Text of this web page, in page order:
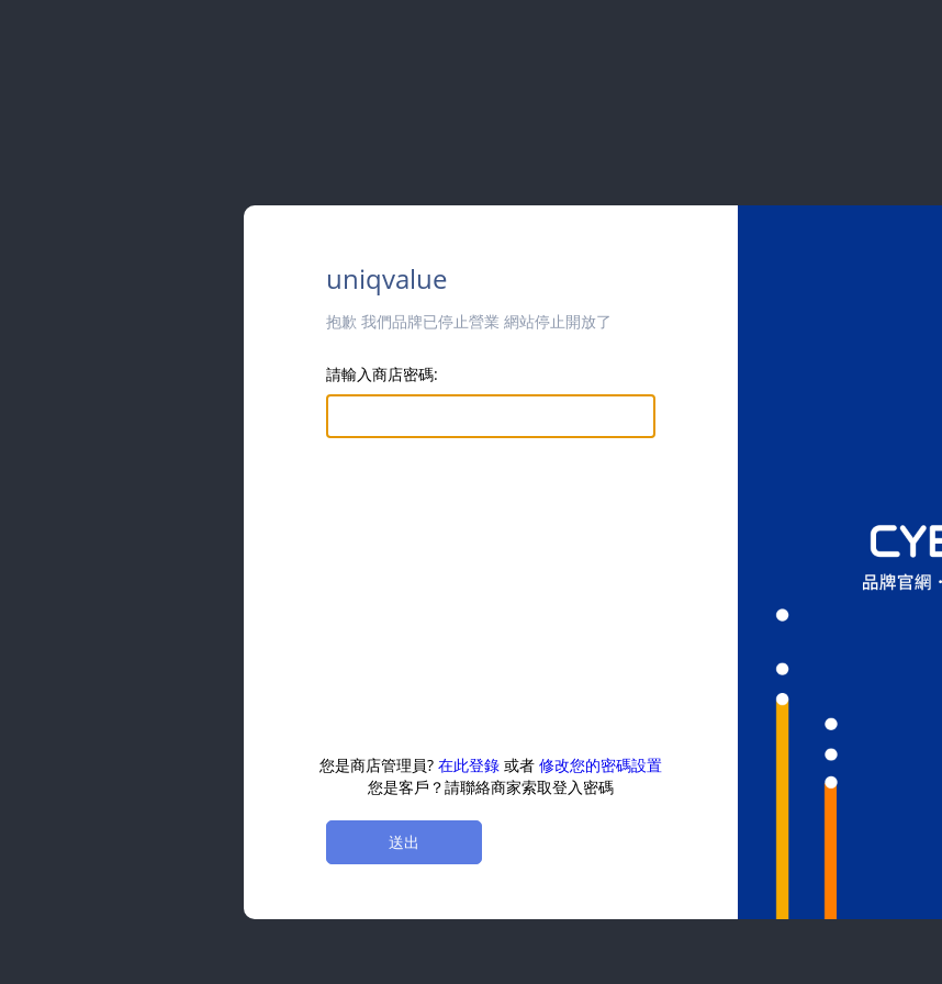
uniqvalue
抱歉 我們品牌已停止營業 網站停止開放了
請輸入商店密碼:
您是商店管理員? 在此登錄 或者 修改您的密碼設置
您是客戶？請聯絡商家索取登入密碼